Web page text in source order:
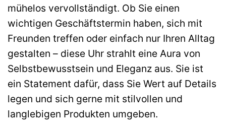
mühelos vervollständigt. Ob Sie einen
wichtigen Geschäftstermin haben, sich mit
Freunden treffen oder einfach nur Ihren Alltag
gestalten – diese Uhr strahlt eine Aura von
Selbstbewusstsein und Eleganz aus. Sie ist
ein Statement dafür, dass Sie Wert auf Details
legen und sich gerne mit stilvollen und
langlebigen Produkten umgeben.